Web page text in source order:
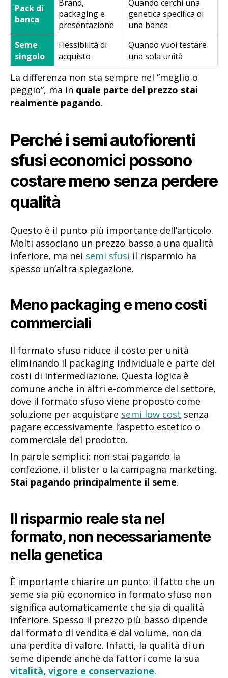
Pack di
banca
Brand,
packaging e
presentazione
Quando cerchi una
genetica specifica di
una banca
Seme
singolo
Flessibilità di
acquisto
Quando vuoi testare
una sola unità
La differenza non sta sempre nel “meglio o
peggio”, ma in quale parte del prezzo stai
realmente pagando.
Perché i semi autofiorenti
sfusi economici possono
costare meno senza perdere
qualità
Questo è il punto più importante dell’articolo.
Molti associano un prezzo basso a una qualità
inferiore, ma nei semi sfusi il risparmio ha
spesso un’altra spiegazione.
Meno packaging e meno costi
commerciali
Il formato sfuso riduce il costo per unità
eliminando il packaging individuale e parte dei
costi di intermediazione. Questa logica è
comune anche in altri e-commerce del settore,
dove il formato sfuso viene proposto come
soluzione per acquistare semi low cost senza
pagare eccessivamente l’aspetto estetico o
commerciale del prodotto.
In parole semplici: non stai pagando la
confezione, il blister o la campagna marketing.
Stai pagando principalmente il seme.
Il risparmio reale sta nel
formato, non necessariamente
nella genetica
È importante chiarire un punto: il fatto che un
seme sia più economico in formato sfuso non
significa automaticamente che sia di qualità
inferiore. Spesso il prezzo più basso dipende
dal formato di vendita e dal volume, non da
una perdita di valore. Infatti, la qualità di un
seme dipende anche da fattori come la sua
vitalità, vigore e conservazione.